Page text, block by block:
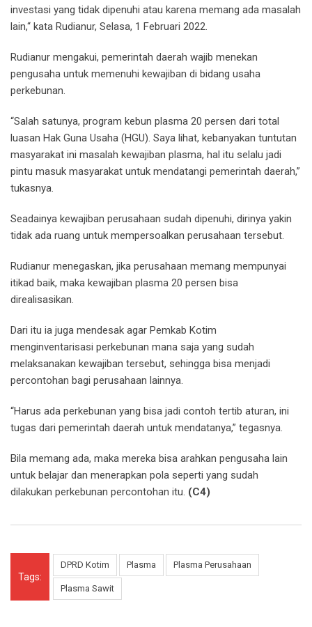
investasi yang tidak dipenuhi atau karena memang ada masalah
lain,“ kata Rudianur, Selasa, 1 Februari 2022.
Rudianur mengakui, pemerintah daerah wajib menekan
pengusaha untuk memenuhi kewajiban di bidang usaha
perkebunan.
“Salah satunya, program kebun plasma 20 persen dari total
luasan Hak Guna Usaha (HGU). Saya lihat, kebanyakan tuntutan
masyarakat ini masalah kewajiban plasma, hal itu selalu jadi
pintu masuk masyarakat untuk mendatangi pemerintah daerah,”
tukasnya.
Seadainya kewajiban perusahaan sudah dipenuhi, dirinya yakin
tidak ada ruang untuk mempersoalkan perusahaan tersebut.
Rudianur menegaskan, jika perusahaan memang mempunyai
itikad baik, maka kewajiban plasma 20 persen bisa
direalisasikan.
Dari itu ia juga mendesak agar Pemkab Kotim
menginventarisasi perkebunan mana saja yang sudah
melaksanakan kewajiban tersebut, sehingga bisa menjadi
percontohan bagi perusahaan lainnya.
“Harus ada perkebunan yang bisa jadi contoh tertib aturan, ini
tugas dari pemerintah daerah untuk mendatanya,” tegasnya.
Bila memang ada, maka mereka bisa arahkan pengusaha lain
untuk belajar dan menerapkan pola seperti yang sudah
dilakukan perkebunan percontohan itu. (C4)
Tags:
DPRD Kotim Plasma Plasma Perusahaan
Plasma Sawit